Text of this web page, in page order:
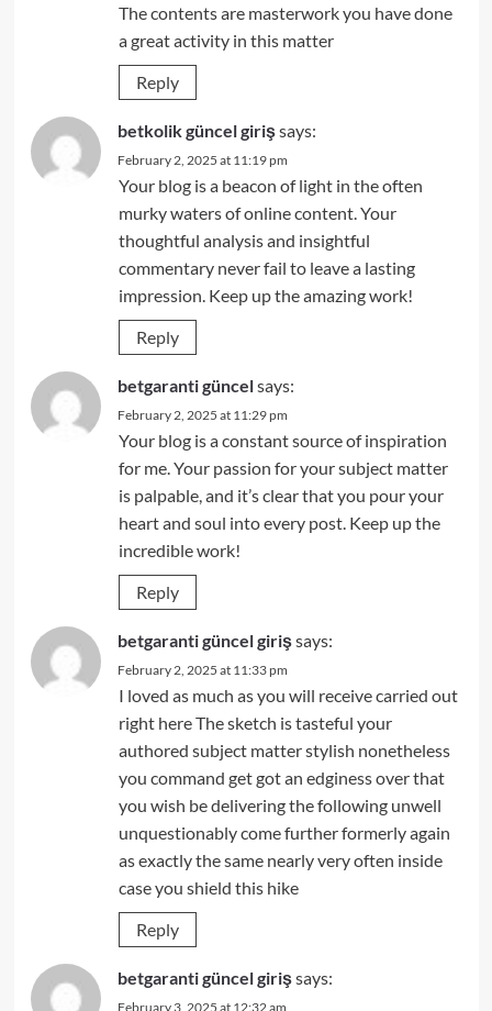
The contents are masterwork you have done
a great activity in this matter
Reply
betkolik güncel girişsays:
February 2, 2025 at 11:19 pm
Your blog is a beacon of light in the often
murky waters of online content. Your
thoughtful analysis and insightful
commentary never fail to leave a lasting
impression. Keep up the amazing work!
Reply
betgaranti güncelsays:
February 2, 2025 at 11:29 pm
Your blog is a constant source of inspiration
for me. Your passion for your subject matter
is palpable, and it’s clear that you pour your
heart and soul into every post. Keep up the
incredible work!
Reply
betgaranti güncel girişsays:
February 2, 2025 at 11:33 pm
I loved as much as you will receive carried out
right here The sketch is tasteful your
authored subject matter stylish nonetheless
you command get got an edginess over that
you wish be delivering the following unwell
unquestionably come further formerly again
as exactly the same nearly very often inside
case you shield this hike
Reply
betgaranti güncel girişsays:
February 3, 2025 at 12:32 am